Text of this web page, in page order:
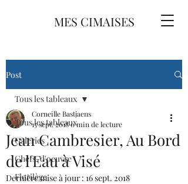
MES CIMAISES
Post
Tous les tableaux
Galeries
Chefs-d'oeuvre
Florilège
Tous les tableaux
Jean Cambresier, Au Bord
de l'Eau à Visé
Corneille Bastjaens
15 sept. 20180 min de lecture
Dernière mise à jour : 16 sept. 2018